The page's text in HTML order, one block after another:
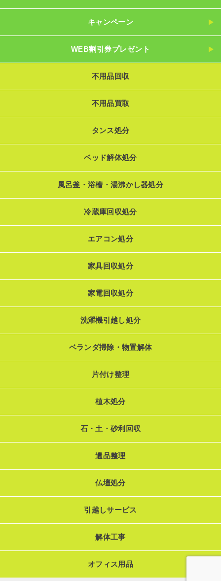
キャンペーン
WEB割引券プレゼント
不用品回収
不用品買取
タンス処分
ベッド解体処分
風呂釜・浴槽・湯沸かし器処分
冷蔵庫回収処分
エアコン処分
家具回収処分
家電回収処分
洗濯機引越し処分
ベランダ掃除・物置解体
片付け整理
植木処分
石・土・砂利回収
遺品整理
仏壇処分
引越しサービス
解体工事
オフィス用品